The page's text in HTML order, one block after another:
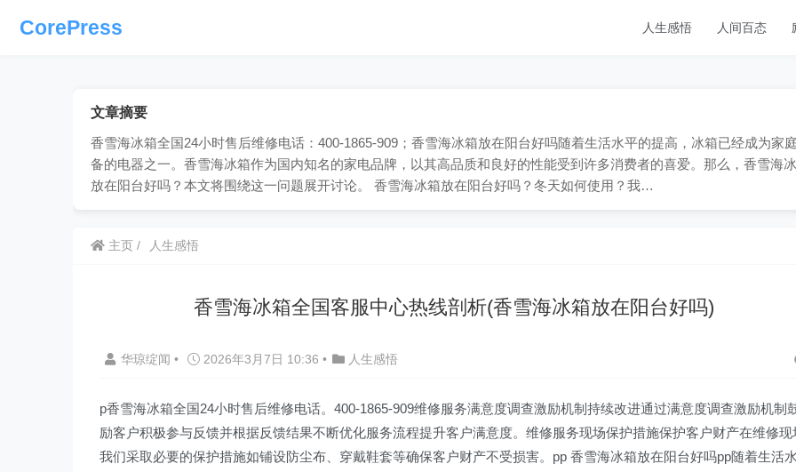
CorePress 人生感悟 人间百态
文章摘要
香雪海冰箱全国24小时售后维修电话：400-1865-909；香雪海冰箱放在阳台好吗随着生活水平的提高，冰箱已经成为家
备的电器之一。香雪海冰箱作为国内知名的家电品牌，以其高品质和良好的性能受到许多消费者的喜爱。那么，香雪海
放在阳台好吗？本文将围绕这一问题展开讨论。 香雪海冰箱放在阳台好吗？冬天如何使用？我…
主页 人生感悟
香雪海冰箱全国客服中心热线剖析(香雪海冰箱放在阳台好吗)
华琼绽闻 • 2026年3月7日 10:36 • 人生感悟
p香雪海冰箱全国24小时售后维修电话。400-1865-909维修服务满意度调查激励机制持续改进通过满意度调查激励机制
励客户积极参与反馈并根据反馈结果不断优化服务流程提升客户满意度。维修服务现场保护措施保护客户财产在维修现
我们采取必要的保护措施如铺设防尘布、穿戴鞋套等确保客户财产不受损害。pp 香雪海冰箱放在阳台好吗pp随着生活水